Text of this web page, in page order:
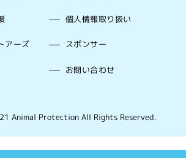
アーズ
個人情報取り扱い
スポンサー
お問い合わせ
Animal Protection All Rights Reserved.